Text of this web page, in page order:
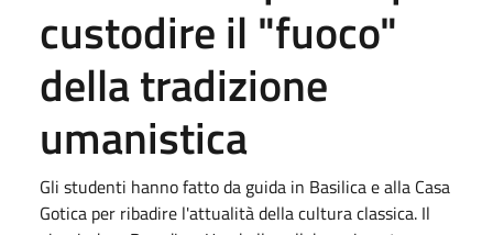
custodire il "fuoco"
della tradizione
umanistica
Gli studenti hanno fatto da guida in Basilica e alla Casa
Gotica per ribadire l'attualità della cultura classica. Il